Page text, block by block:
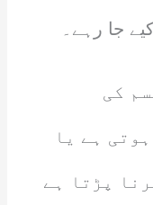
جا رہے۔
کی
ہے یا
پڑتا ہے